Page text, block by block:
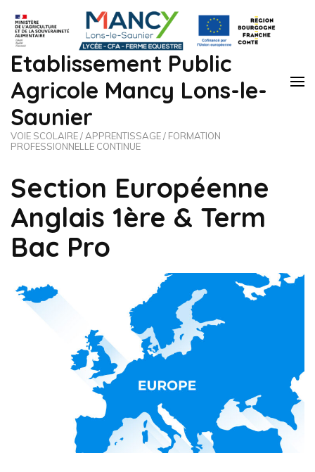
Etablissement Public
Agricole Mancy Lons-le-
Saunier
VOIE SCOLAIRE / APPRENTISSAGE / FORMATION
PROFESSIONNELLE CONTINUE
Section Européenne
Anglais 1ère & Term
Bac Pro